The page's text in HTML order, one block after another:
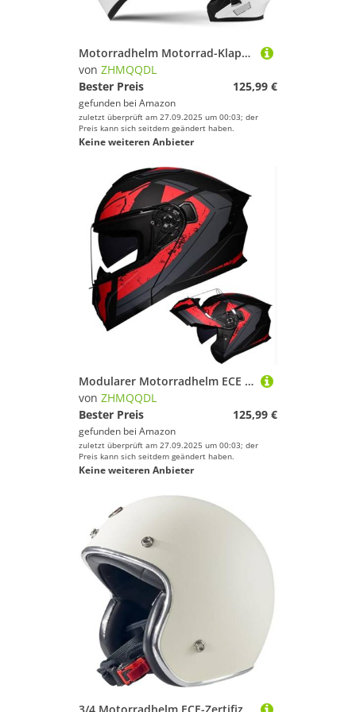
Motorradhelm Motorrad-Klapphelm Modularhelm Mit Doppelvisier Integralhelm ECE-Zertifiziert Für Erwachsene Damen Herren Integrierter Helm Roller Moped Street Racing Crashhelm A,L57~58CM
von ZHMQQDL
Bester Preis
125,99 €
gefunden bei Amazon
zuletzt überprüft am 27.09.2025 um 00:03; der
Preis kann sich seitdem geändert haben.
Keine weiteren Anbieter
Modularer Motorradhelm ECE Geprüfter Scooter-Integralhelm Integralhelm Für Motorrad-Jet-Scooter ABS-Material Für Damen Herren und Erwachsene Mit Doppelvisier Vier-Jahreszeiten-Helm A2,2XL62~63
von ZHMQQDL
Bester Preis
125,99 €
gefunden bei Amazon
zuletzt überprüft am 27.09.2025 um 00:03; der
Preis kann sich seitdem geändert haben.
Keine weiteren Anbieter